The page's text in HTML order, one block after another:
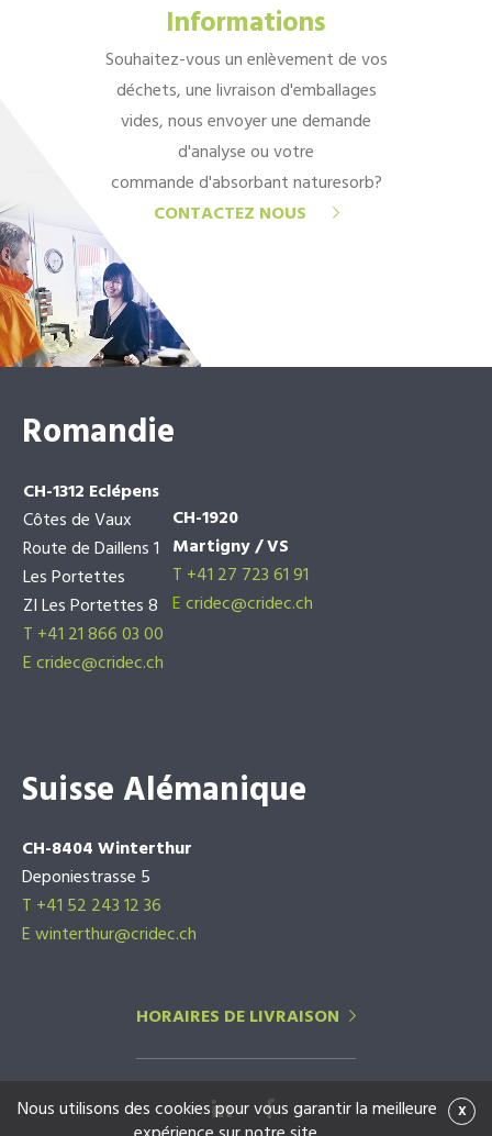
Informations
Souhaitez-vous un enlèvement de vos
déchets, une livraison d'emballages
vides, nous envoyer une demande
d'analyse ou votre
commande d'absorbant naturesorb?
CONTACTEZ NOUS
Romandie
CH-1312 Eclépens
Côtes de Vaux
Route de Daillens 1
Les Portettes
ZI Les Portettes 8
T +41 21 866 03 00
Ecridec@cridec.ch
CH-1920
Martigny / VS
T +41 27 723 61 91
Ecridec@cridec.ch
Suisse Alémanique
CH-8404 Winterthur
Deponiestrasse 5
T +41 52 243 12 36
E winterthur@cridec.ch
HORAIRES DE LIVRAISON
x
Nous utilisons des cookies pour vous garantir la meilleure